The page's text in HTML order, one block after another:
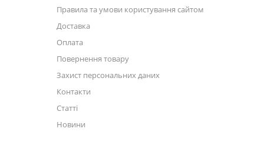
Правила та умови користування сайтом
Доставка
Оплата
Повернення товару
Захист персональних даних
Контакти
Статті
Новини